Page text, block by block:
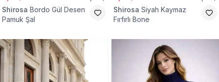
Shirosa Bordo Gül Desen
Pamuk Şal
Shirosa Siyah Kaymaz
Fırfırlı Bone